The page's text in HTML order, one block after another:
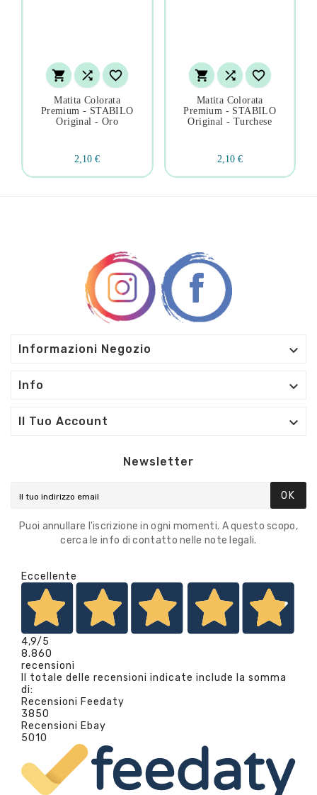
  
Matita Colorata
Premium - STABILO
Original - Oro
2,10 €
  
Matita Colorata
Premium - STABILO
Original - Turchese
2,10 €
Informazioni Negozio 
Info 
Il Tuo Account 
Newsletter
OK
Puoi annullare l'iscrizione in ogni momenti. A questo scopo,
cerca le info di contatto nelle note legali.
Eccellente
4,9/5
8.860
recensioni
Il totale delle recensioni indicate include la somma
di:
Recensioni Feedaty
3850
Recensioni Ebay
5010